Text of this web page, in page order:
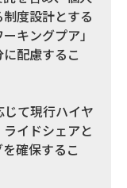
度設計とする
キングプア」
配慮するこ
て現行ハイヤ
イドシェアと
確保するこ